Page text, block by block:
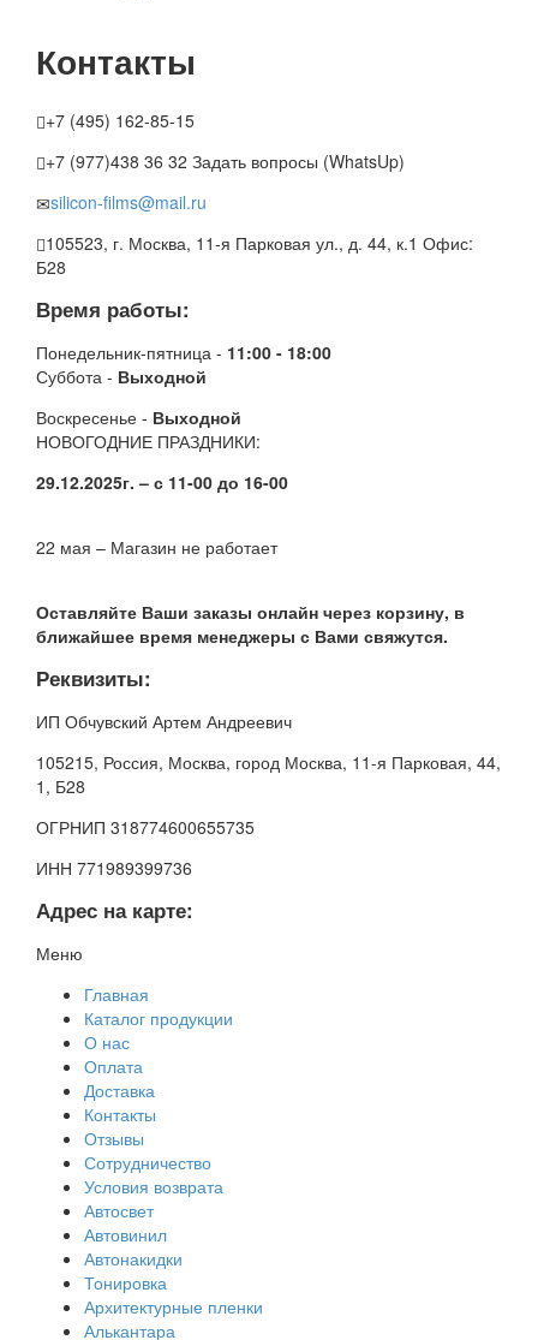
Контакты
+7 (495) 162-85-15
+7 (977)438 36 32 Задать вопросы (WhatsUp)
silicon-films@mail.ru
105523, г. Москва, 11-я Парковая ул., д. 44, к.1 Офис:
Б28
Время работы:
Понедельник-пятница - 11:00 - 18:00
Суббота - Выходной
Воскресенье - Выходной
НОВОГОДНИЕ ПРАЗДНИКИ:
29.12.2025г. – с 11-00 до 16-00
22 мая – Магазин не работает
Оставляйте Ваши заказы онлайн через корзину, в
ближайшее время менеджеры с Вами свяжутся.
Реквизиты:
ИП Обчувский Артем Андреевич
105215, Россия, Москва, город Москва, 11-я Парковая, 44,
1, Б28
ОГРНИП 318774600655735
ИНН 771989399736
Адрес на карте:
Меню
Главная
Каталог продукции
О нас
Оплата
Доставка
Контакты
Отзывы
Сотрудничество
Условия возврата
Автосвет
Автовинил
Автонакидки
Тонировка
Архитектурные пленки
Алькантара